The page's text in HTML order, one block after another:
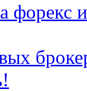
форекс